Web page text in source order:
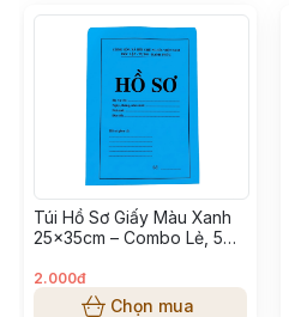
Túi Hồ Sơ Giấy Màu Xanh
25x35cm – Combo Lẻ, 5
A4
2.000đ
Chọn mua